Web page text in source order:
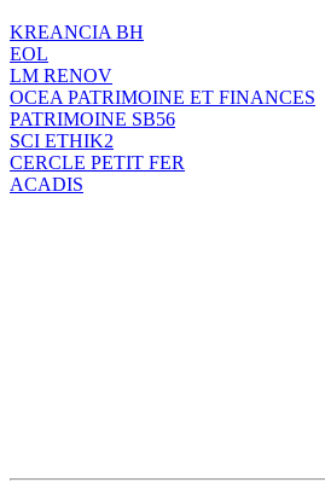
KREANCIA BH
EOL
LM RENOV
OCEA PATRIMOINE ET FINANCES
PATRIMOINE SB56
SCI ETHIK2
CERCLE PETIT FER
ACADIS